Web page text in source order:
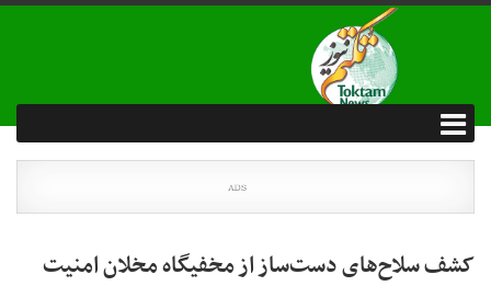
کشف سلاح‌های دست‌ساز از مخفیگاه مخلان امنیت